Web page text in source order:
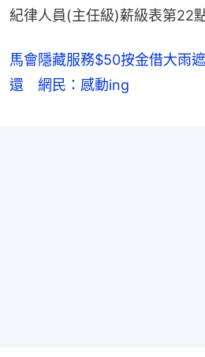
紀律人員(主任級)薪級表第22
馬會隱藏服務$50按金借大雨
還 網民：感動ing